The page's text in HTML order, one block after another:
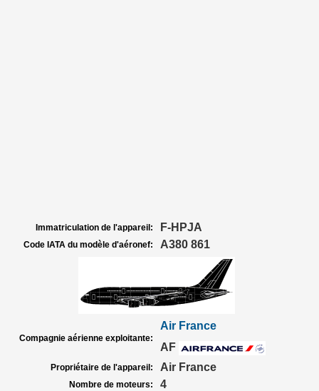
Immatriculation de l'appareil: F-HPJA
Code IATA du modèle d'aéronef: A380 861
Compagnie aérienne exploitante:
Air France
AF
Propriétaire de l'appareil: Air France
Nombre de moteurs: 4